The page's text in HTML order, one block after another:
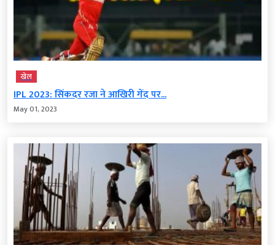
खेल
IPL 2023: सिंकदर रजा ने आखिरी गेंद पर...
May 01, 2023